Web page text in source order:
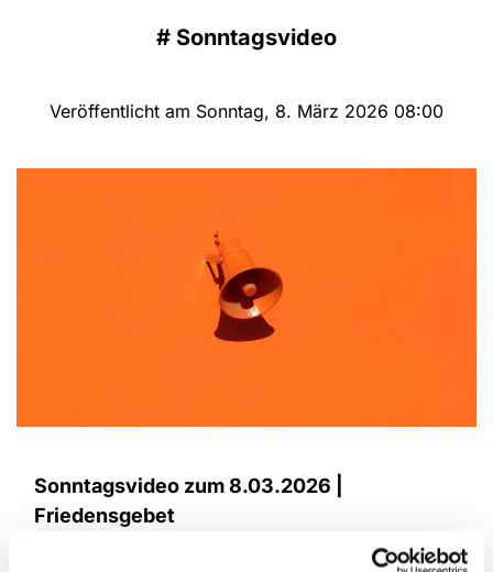
# Sonntagsvideo
Veröffentlicht am Sonntag, 8. März 2026 08:00
Sonntagsvideo zum 8.03.2026 |
Friedensgebet
Heute ist unser Sonnntagsvideo aus Steinhagen ein